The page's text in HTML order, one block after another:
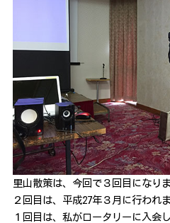
里山散策は、今回で３回目になり
２回目は、平成27年３月に行われま
１回目は、私がロータリーに入会